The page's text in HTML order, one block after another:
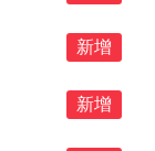
新增
新增